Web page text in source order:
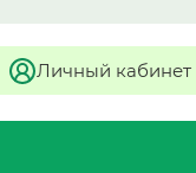
Личный кабинет